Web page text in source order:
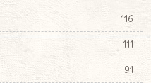
116
111
91